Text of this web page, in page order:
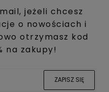
jeżeli chcesz
o nowościach i
otrzymasz kod
na zakupy!
ZAPISZ SIĘ